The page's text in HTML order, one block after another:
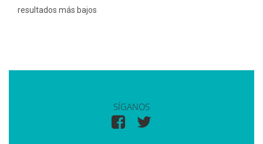
resultados más bajos
SÍGANOS